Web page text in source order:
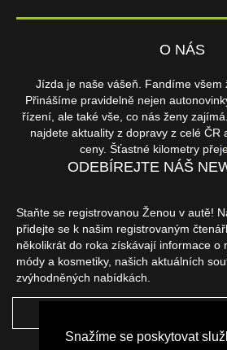
Snažíme se poskytovat
O NÁS
Jízda je naše vášeň. Fandíme všem
Přinášíme pravidelně nejen
řízení, ale také vše, co nás ženy
najdete aktuality z dopravy z celé ČR
ceny. Šťastné kilometry
ODEBÍREJTE NÁŠ
Staňte se registrovanou Ženou v autě!
přidejte se k našim registrovaným
několikrát do roka získávají informace o
módy a kosmetiky, našich aktuálních
zvýhodněných nabídkách.
NAŠI